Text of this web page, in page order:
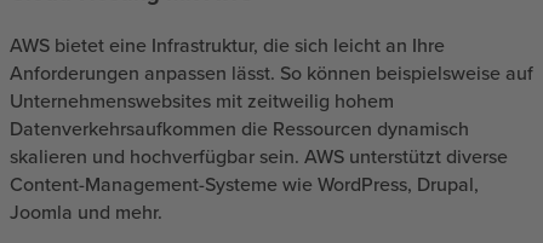
AWS bietet eine Infrastruktur, die sich leicht an Ihre
Anforderungen anpassen lässt. So können beispielsweise auf
Unternehmenswebsites mit zeitweilig hohem
Datenverkehrsaufkommen die Ressourcen dynamisch
skalieren und hochverfügbar sein. AWS unterstützt diverse
Content-Management-Systeme wie WordPress, Drupal,
Joomla und mehr.